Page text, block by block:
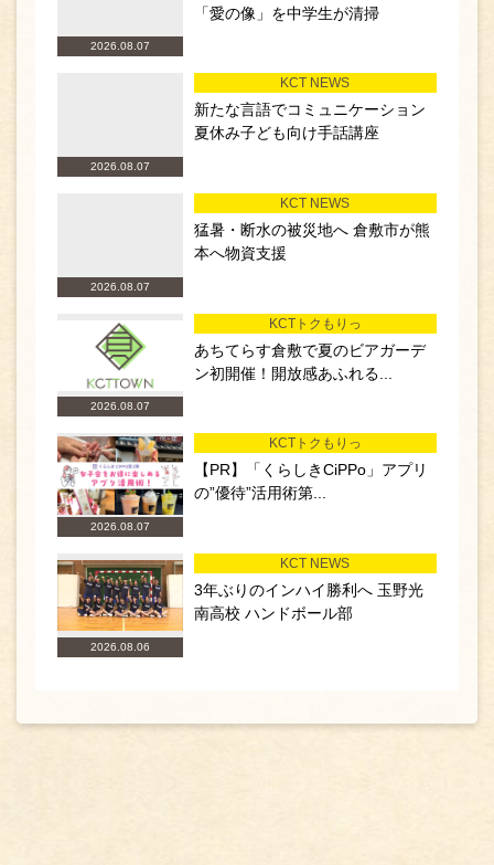
2026.08.07
「愛の像」を中学生が清掃
2026.08.07
KCT NEWS
新たな言語でコミュニケーション
夏休み子ども向け手話講座
2026.08.07
KCT NEWS
猛暑・断水の被災地へ 倉敷市が熊
本へ物資支援
2026.08.07
KCTトクもりっ
あちてらす倉敷で夏のビアガーデ
ン初開催！開放感あふれる...
2026.08.07
KCTトクもりっ
【PR】「くらしきCiPPo」アプリ
の”優待”活用術第...
2026.08.06
KCT NEWS
3年ぶりのインハイ勝利へ 玉野光
南高校 ハンドボール部